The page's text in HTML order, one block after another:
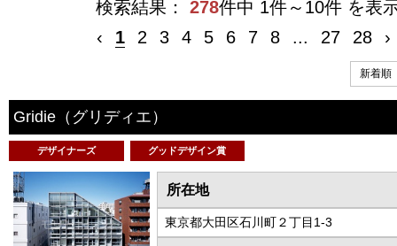
検索結果： 278件中 1件～10件 を表
‹
1 2 3 4 5 6 7 8 ... 27 28 ›
Gridie （グリディエ）
デザイナーズ グッドデザイン賞
所在地
東京都大田区石川町２丁目1-3